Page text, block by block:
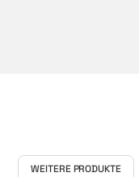
WEITERE PRODUKTE